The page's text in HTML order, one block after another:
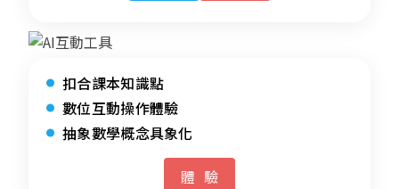
扣合課本知識點
數位互動操作體驗
抽象數學概念具象化
體驗